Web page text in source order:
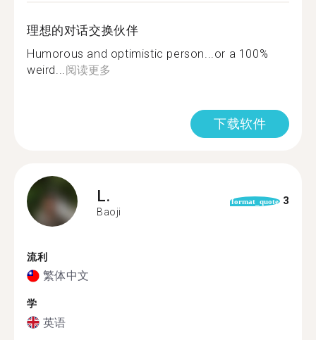
理想的对话交换伙伴
Humorous and optimistic person...or a 100%
weird... 阅读更多
下载软件
L.
Baoji
format_quote 3
流利
繁体中文
学
英语